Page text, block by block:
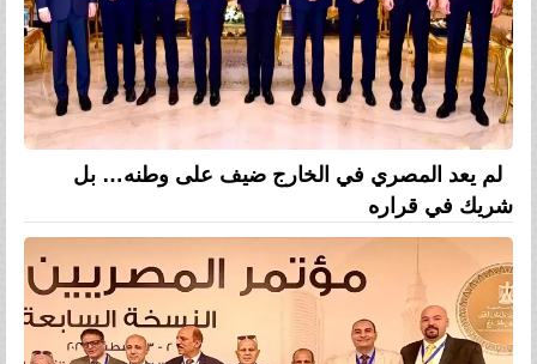
لم يعد المصري في الخارج ضيف على وطنه… بل
شريك في قراره